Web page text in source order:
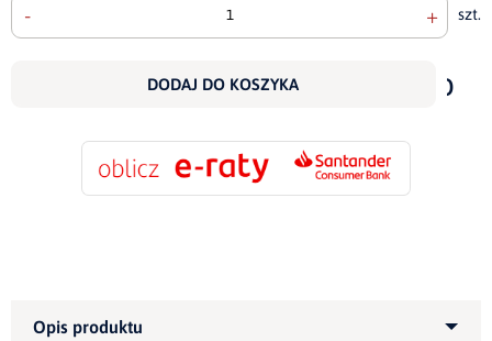
- + szt.
DODAJ DO KOSZYKA
do